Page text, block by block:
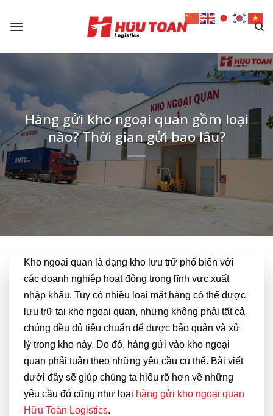
Hàng gửi kho ngoại quan gồm loại
nào? Thời gian gửi bao lâu?
Kho ngoại quan là dạng kho lưu trữ phổ biến với
các doanh nghiệp hoạt động trong lĩnh vực xuất
nhập khẩu. Tuy có nhiều loại mặt hàng có thể được
lưu trữ tại kho ngoại quan, nhưng không phải tất cả
chúng đều đủ tiêu chuẩn để được bảo quản và xử
lý trong kho này. Do đó, hàng gửi vào kho ngoại
quan phải tuân theo những yêu cầu cụ thể. Bài viết
dưới đây sẽ giúp chúng ta hiểu rõ hơn về những
yêu cầu đó cũng như loại hàng gửi kho ngoại quan
Hữu Toàn Logistics.